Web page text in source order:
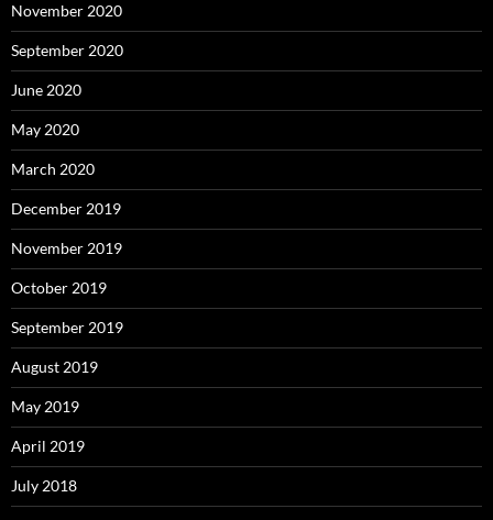
November 2020
September 2020
June 2020
May 2020
March 2020
December 2019
November 2019
October 2019
September 2019
August 2019
May 2019
April 2019
July 2018